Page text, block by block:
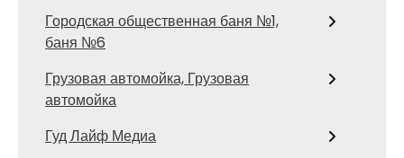
Городская общественная баня №1,
баня №6
Грузовая автомойка, Грузовая
автомойка
Гуд Лайф Медиа